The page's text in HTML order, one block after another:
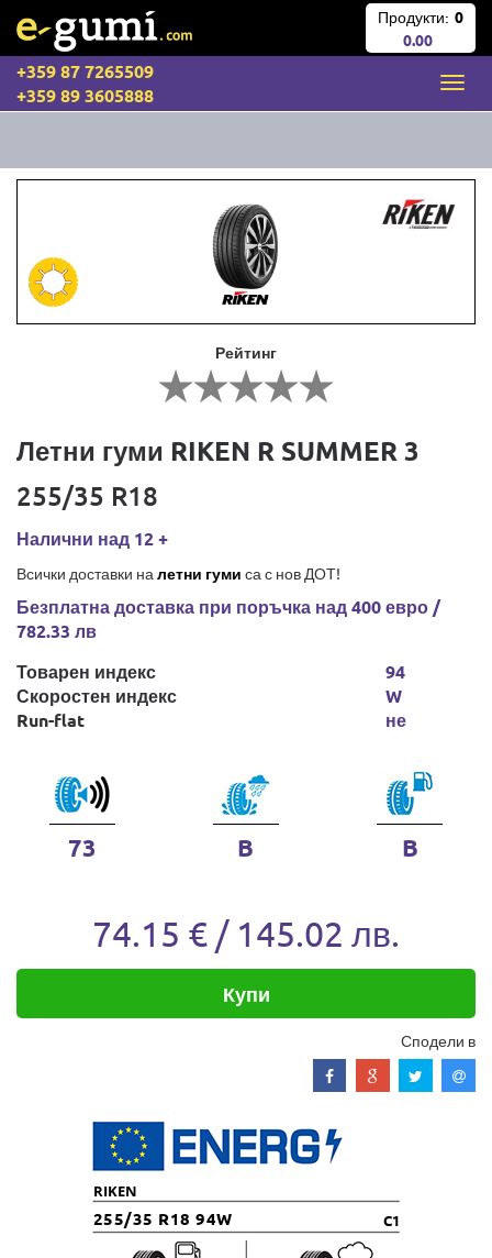
Продукти: 0
0.00
+359 87 7265509
+359 89 3605888
Рейтинг
Летни гуми RIKEN R SUMMER 3
255/35 R18
Налични над 12 +
Всички доставки на летни гуми са с нов ДОТ!
Безплатна доставка при поръчка над 400 евро /
782.33 лв
Товарен индекс
Скоростен индекс
Run-flat
94
W
не
73 B B
74.15 € / 145.02 лв.
Купи
Сподели в
RIKEN
255/35 R18 94W C1